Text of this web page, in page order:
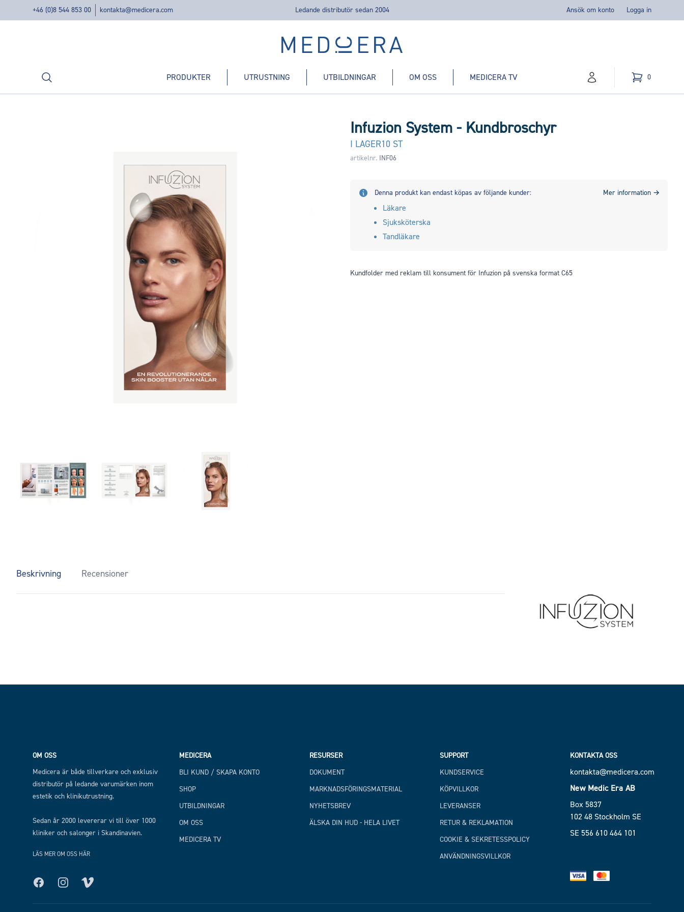
+46 (0)8 544 853 00 kontakta@medicera.com Ledande distributör sedan 2004 Ansök om konto Logga in
Medicera | New Medic Era AB
Sök PRODUKTER UTRUSTNING UTBILDNINGAR OM OSS MEDICERA TV konto Kundvagn
0
varor i
Infuzion System - Kundbroschyr
I LAGER10 ST
artikelnr. INF06
Denna produkt kan endast köpas av följande kunder: Mer information →
Läkare
Sjuksköterska
Tandläkare
Kundfolder med reklam till konsument för Infuzion på svenska format C65
Beskrivning Recensioner
OM OSS
Medicera är både tillverkare och exklusiv
distributör på ledande varumärken inom
estetik och klinikutrustning.
Sedan år 2000 levererar vi till över 1000
kliniker och salonger i Skandinavien.
LÄS MER OM OSS HÄR
FacebookInstagram
MEDICERA
BLI KUND / SKAPA KONTO
SHOP
UTBILDNINGAR
OM OSS
MEDICERA TV
RESURSER
DOKUMENT
MARKNADSFÖRINGSMATERIAL
NYHETSBREV
ÄLSKA DIN HUD - HELA LIVET
SUPPORT
KUNDSERVICE
KÖPVILLKOR
LEVERANSER
RETUR & REKLAMATION
COOKIE & SEKRETESSPOLICY
ANVÄNDNINGSVILLKOR
KONTAKTA OSS
kontakta@medicera.com
New Medic Era AB
Box 5837
102 48 Stockholm SE
SE 556 610 464 101